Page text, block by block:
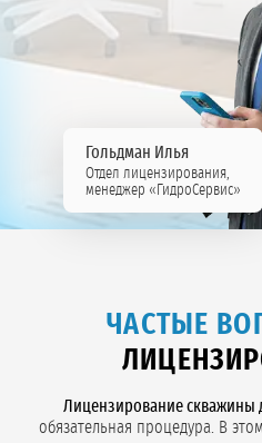
Гольдман Илья
Отдел лицензирования,
менеджер «ГидроСервис»
ЧАСТЫЕ
Лицензирование скважины
обязательная процедура. В